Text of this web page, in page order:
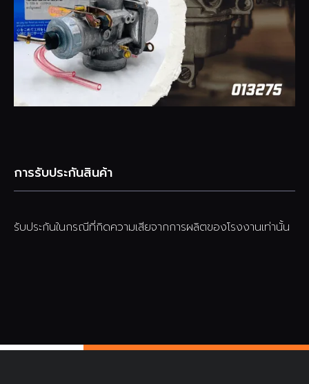
การรับประกันสินค้า
รับประกันในกรณีที่กิดความเสียจากการผลิตของโรงงานเท่านั้น